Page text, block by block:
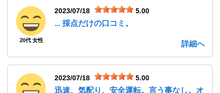
20代 女性
2023/07/18 5.00
... 採点だけの口コミ。
詳細へ
2023/07/18 5.00
迅速、気配り、安全運転。言う事なし。オ